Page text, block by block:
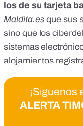
los de su tarjeta
Maldita.es que sus
sino que los
sistemas
alojamientos
¡Síguenos
ALERTA